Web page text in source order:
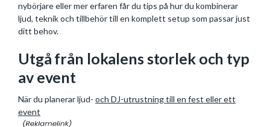
nybörjare eller mer erfaren får du tips på hur du kombinerar
ljud, teknik och tillbehör till en komplett setup som passar just
ditt behov.
Utgå från lokalens storlek och typ
av event
När du planerar ljud- och DJ-utrustning till en fest eller ett
event